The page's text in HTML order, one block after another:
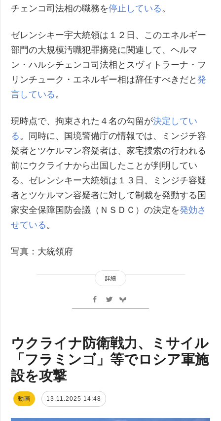
チェンコ司法相の職務を停止している。
ゼレンシキー宇大統領は１２日、このエネルギー
部門の大規模汚職犯罪摘発に関連して、ヘルマ
ン・ハルシチェンコ司法相とスヴィトラーナ・フ
リンチューク・エネルギー相は辞任すべきだと発
言している。
現時点で、拘束された４名の勾留が決定してい
る。同時に、国境警備庁の情報では、ミンジチ容
疑者とツケルマン容疑者は、家宅捜索の行われる
前にウクライナから出国したことが判明してい
る。ゼレンシキー大統領は１３日、ミンジチ容疑
者とツケルマン容疑者に対して制裁を発動する国
家安全保障国防会議（ＮＳＤＣ）の決定を発効さ
せている。
写真：大統領府
詳細
ウクライナ防衛戦力、ミサイル
「フラミンゴ」等でロシア軍施
設を攻撃
動画 13.11.2025 14:48